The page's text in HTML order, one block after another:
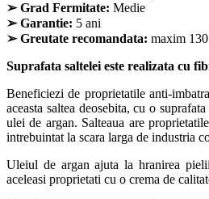
➢Grad Fermitate: Medie
➢Garantie: 5 ani
➢Greutate recomandata: maxim
Suprafata saltelei este realizata cu
Beneficiezi de proprietatile anti-
aceasta saltea deosebita, cu o
ulei de argan. Salteaua are
intrebuintat la scara larga de industria
Uleiul de argan ajuta la hranirea
aceleasi proprietati cu o crema de